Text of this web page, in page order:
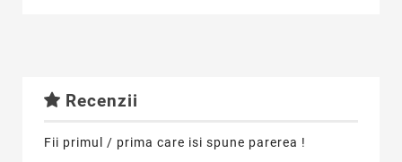
Recenzii
Fii primul / prima care isi spune parerea !